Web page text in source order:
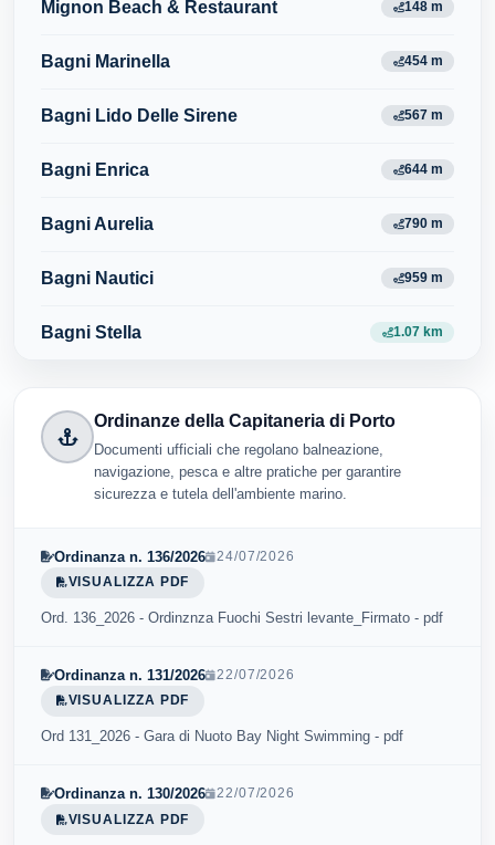
Mignon Beach & Restaurant 148 m
Bagni Marinella 454 m
Bagni Lido Delle Sirene 567 m
Bagni Enrica 644 m
Bagni Aurelia 790 m
Bagni Nautici 959 m
Bagni Stella 1.07 km
Ordinanze della Capitaneria di Porto
Documenti ufficiali che regolano balneazione,
navigazione, pesca e altre pratiche per garantire
sicurezza e tutela dell'ambiente marino.
Ordinanza n. 136/2026
24/07/2026
VISUALIZZA PDF
Ord. 136_2026 - Ordinznza Fuochi Sestri levante_Firmato - pdf
Ordinanza n. 131/2026
22/07/2026
VISUALIZZA PDF
Ord 131_2026 - Gara di Nuoto Bay Night Swimming - pdf
Ordinanza n. 130/2026
22/07/2026
VISUALIZZA PDF